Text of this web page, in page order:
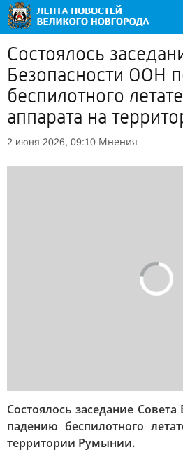
Состоялось
Безопасности ООН
беспилотного
аппарата на
2 июня 2026, 09:10 Мнения
Состоялось заседание
падению беспилотного
территории Румынии.